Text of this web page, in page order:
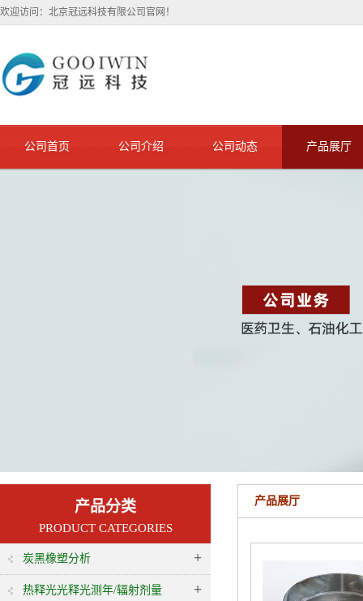
欢迎访问：北京冠远科技有限公司官网！
公司首页 公司介绍 公司动态 产品展厅
产品分类
PRODUCT CATEGORIES
炭黑橡塑分析 +
热释光光释光测年/辐射剂量 +
产品展厅